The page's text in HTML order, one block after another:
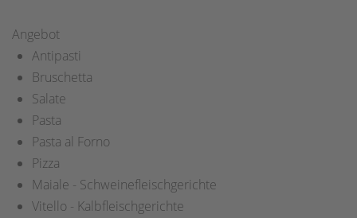
Angebot
Antipasti
Bruschetta
Salate
Pasta
Pasta al Forno
Pizza
Maiale - Schweinefleischgerichte
Vitello - Kalbfleischgerichte